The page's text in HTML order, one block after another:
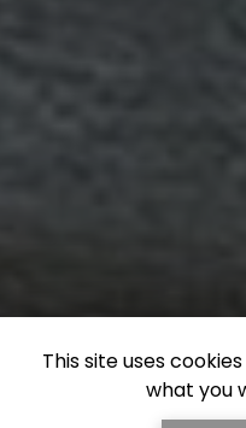
This site uses
what you